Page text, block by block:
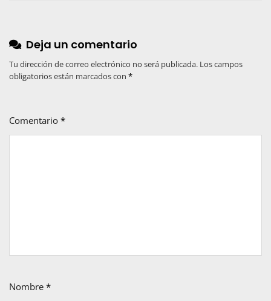
Deja un comentario
Tu dirección de correo electrónico no será publicada. Los campos
obligatorios están marcados con *
Comentario *
Nombre *